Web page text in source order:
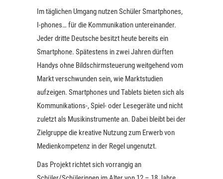
Im täglichen Umgang nutzen Schüler Smartphones,
I-phones… für die Kommunikation untereinander.
Jeder dritte Deutsche besitzt heute bereits ein
Smartphone. Spätestens in zwei Jahren dürften
Handys ohne Bildschirmsteuerung weitgehend vom
Markt verschwunden sein, wie Marktstudien
aufzeigen. Smartphones und Tablets bieten sich als
Kommunikations-, Spiel- oder Lesegeräte und nicht
zuletzt als Musikinstrumente an. Dabei bleibt bei der
Zielgruppe die kreative Nutzung zum Erwerb von
Medienkompetenz in der Regel ungenutzt.
Das Projekt richtet sich vorrangig an